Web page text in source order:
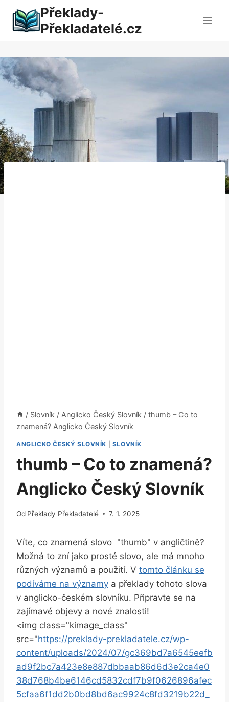
obsah
Překlady-
Překladatelé.cz
/ Slovník / Anglicko Český Slovník / thumb – Co to
znamená? Anglicko Český Slovník
ANGLICKO ČESKÝ SLOVNÍK SLOVNÍK
thumb – Co to znamená?
Anglicko Český Slovník
Od Překlady Překladatelé 7. 1. 2025
Víte, ‌co znamená slovo ‍ "thumb" v angličtině?
Možná to zní jako prosté slovo, ale má mnoho
různých významů a ‌použití. V tomto článku se
‍podíváme na významy a překlady tohoto⁤ slova
v anglicko-českém slovníku. Připravte ‌se na ​
zajímavé objevy a nové znalosti!
<img class="kimage_class"
src="https://preklady-prekladatele.cz/wp-
content/uploads/2024/07/gc369bd7a6545eefb
ad9f2bc7a423e8e887dbbaab86d6d3e2ca4e0
38d768b4be6146cd5832cdf7b9f0626896afec
5cfaa6f1dd2b0bd8bd6ac9924c8fd3219b22d_